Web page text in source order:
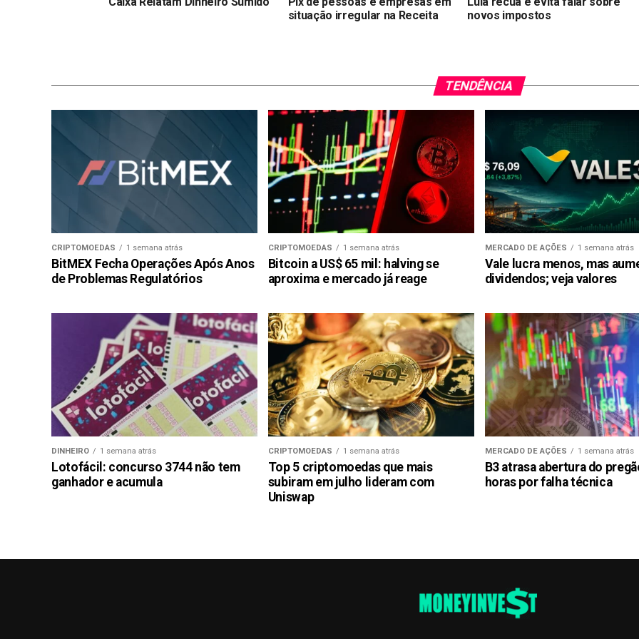
situação irregular na Receita
novos impostos
TENDÊNCIA
CRIPTOMOEDAS 1 semana atrás
BitMEX Fecha Operações Após Anos
de Problemas Regulatórios
CRIPTOMOEDAS 1 semana atrás
Bitcoin a US$ 65 mil: halving se
aproxima e mercado já reage
MERCADO DE AÇÕES 1 semana atrás
Vale lucra menos, mas
dividendos; veja valores
DINHEIRO 1 semana atrás
Lotofácil: concurso 3744 não tem
ganhador e acumula
CRIPTOMOEDAS 1 semana atrás
Top 5 criptomoedas que mais
subiram em julho lideram com
Uniswap
MERCADO DE AÇÕES 1 semana atrás
B3 atrasa abertura do
horas por falha técnica